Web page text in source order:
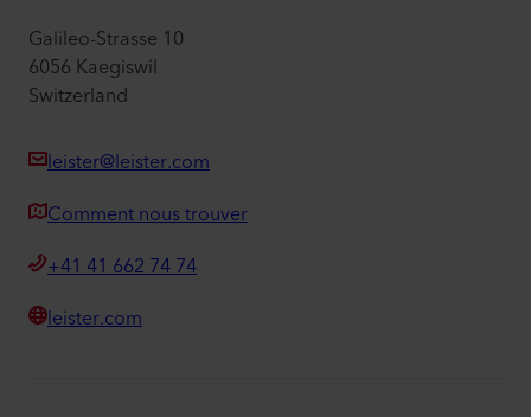
Galileo-Strasse 10
6056 Kaegiswil
Switzerland
leister@leister.com
Comment nous trouver
+41 41 662 74 74
leister.com